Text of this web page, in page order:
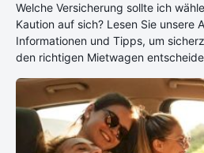
Welche Versicherung sollte ich
Kaution auf sich? Lesen Sie unsere
Informationen und Tipps, um
den richtigen Mietwagen